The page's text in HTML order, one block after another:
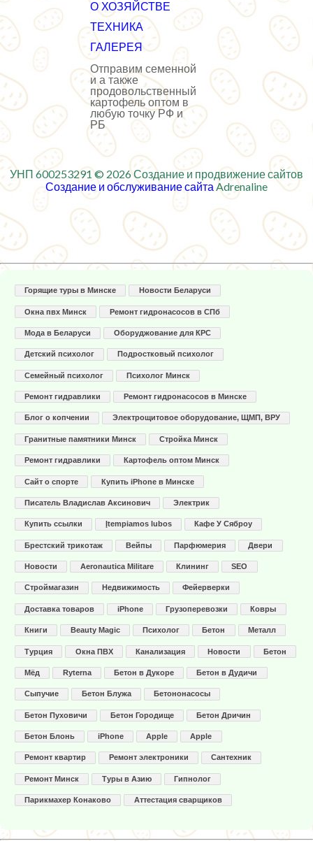
О ХОЗЯЙСТВЕ
ТЕХНИКА
ГАЛЕРЕЯ
Отправим семенной
и а также
продовольственный
картофель оптом в
любую точку РФ и
РБ
УНП 600253291 © 2026Создание и продвижение сайтов
Создание и обслуживание сайта Adrenaline
Горящие туры в Минске Новости Беларуси
Окна пвх Минск Ремонт гидронасосов в СПб
Мода в Беларуси Оборуджование для КРС
Детский психолог Подростковый психолог
Семейный психолог Психолог Минск
Ремонт гидравлики Ремонт гидронасосов в Минске
Блог о копчении Электрощитовое оборудование, ЩМП, ВРУ
Гранитные памятники Минск Стройка Минск
Ремонт гидравлики Картофель оптом Минск
Сайт о спорте Купить iPhone в Минске
Писатель Владислав Аксинович Электрик
Купить ссылки Įtempiamos lubos Кафе У Сяброу
Брестский трикотаж Вейпы Парфюмерия Двери
Новости Aeronautica Militare Клининг SEO
Строймагазин Недвижимость Фейерверки
Доставка товаров iPhone Грузоперевозки Ковры
Книги Beauty Magic Психолог Бетон Металл
Турция Окна ПВХ Канализация Новости Бетон
Мёд Ryterna Бетон в Дукоре Бетон в Дудичи
Сыпучие Бетон Блужа Бетононасосы
Бетон Пуховичи Бетон Городище Бетон Дричин
Бетон Блонь iPhone Apple Apple
Ремонт квартир Ремонт электроники Сантехник
Ремонт Минск Туры в Азию Гипнолог
Парикмахер Конаково Аттестация сварщиков